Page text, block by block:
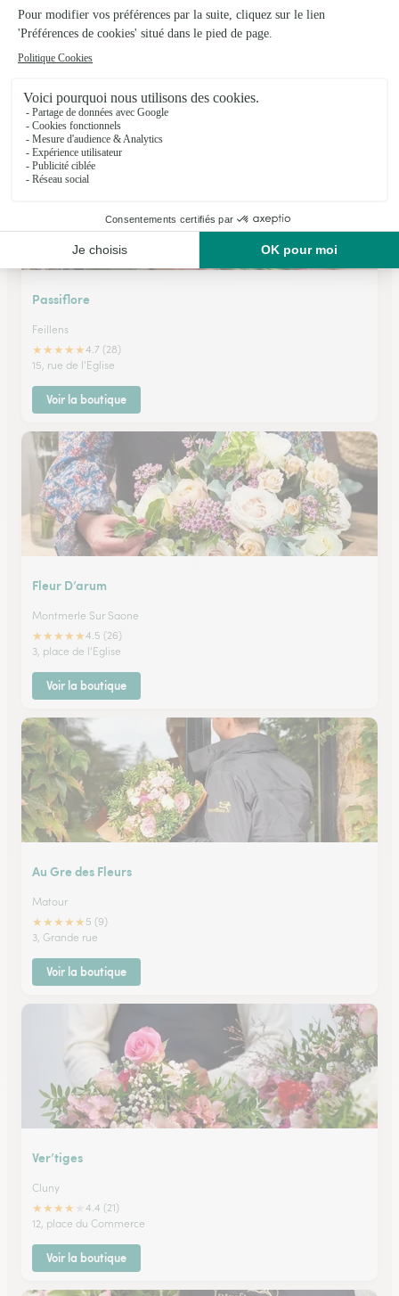
Cote Fleur
★★★★★4.9 (45)
Voir la boutique
Passiflore
Feillens
★★★★★4.7 (28)
15, rue de l'Eglise
Voir la boutique
Fleur D’arum
Montmerle Sur Saone
★★★★★4.5 (26)
3, place de l'Eglise
Voir la boutique
Au Gre des Fleurs
Matour
★★★★★ 5 (9)
3, Grande rue
Voir la boutique
Ver’tiges
Cluny
★★★★
4.4 (21)
12, place du Commerce
Voir la boutique